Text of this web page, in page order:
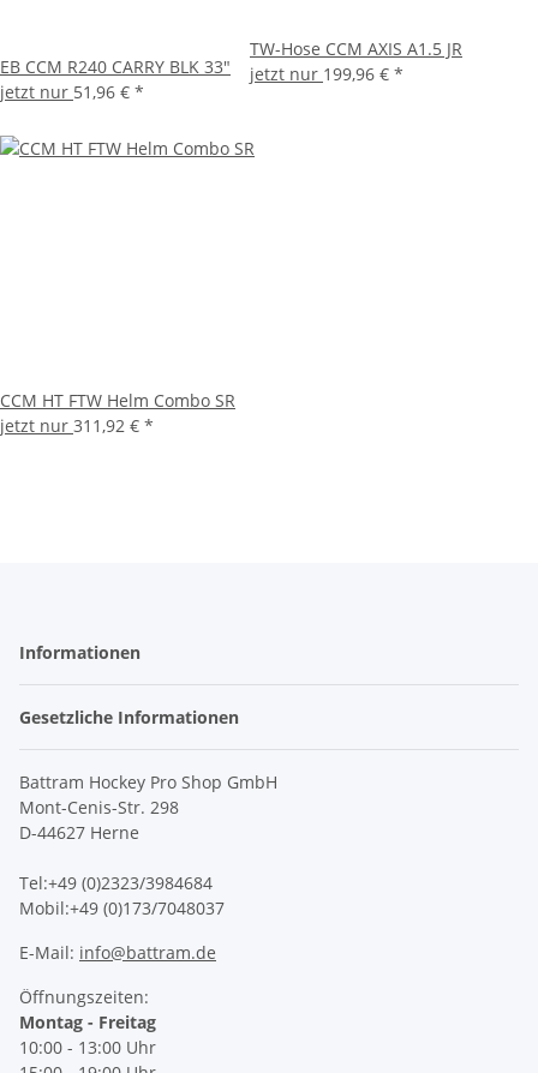
EB CCM R240 CARRY BLK 33"
jetzt nur 51,96 € *
TW-Hose CCM AXIS A1.5 JR
jetzt nur 199,96 € *
CCM HT FTW Helm Combo SR
jetzt nur 311,92 € *
Informationen
Gesetzliche Informationen
Battram Hockey Pro Shop GmbH
Mont-Cenis-Str. 298
D-44627 Herne
Tel:+49 (0)2323/3984684
Mobil:+49 (0)173/7048037
E-Mail: info@battram.de
Öffnungszeiten:
Montag - Freitag
10:00 - 13:00 Uhr